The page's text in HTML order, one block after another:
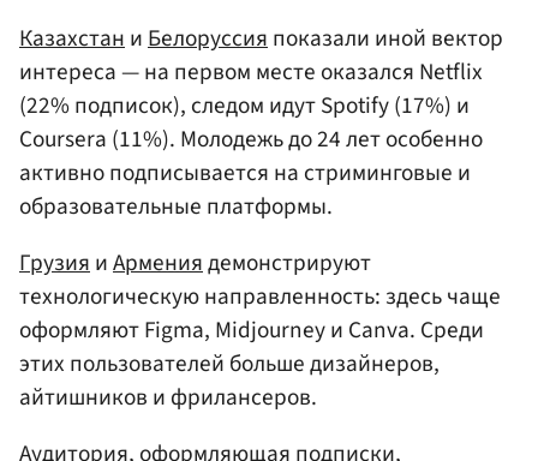
КазахстаниБелоруссияпоказали иной вектор
интереса — на первом месте оказался Netflix
(22% подписок), следом идут Spotify (17%) и
Coursera (11%). Молодежь до 24 лет особенно
активно подписывается на стриминговые и
образовательные платформы.
ГрузияиАрмениядемонстрируют
технологическую направленность: здесь чаще
оформляют Figma, Midjourney и Canva. Среди
этих пользователей больше дизайнеров,
айтишников и фрилансеров.
Аудитория, оформляющая подписки,